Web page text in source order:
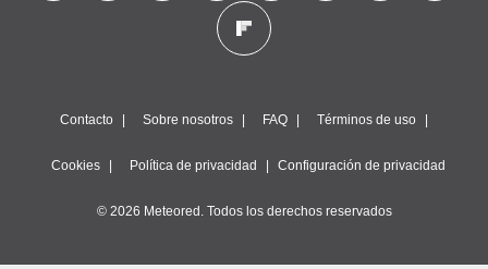
Contacto Sobre nosotros FAQ Términos de uso
Cookies Política de privacidad Configuración de privacidad
© 2026 Meteored. Todos los derechos reservados